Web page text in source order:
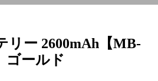
リー 2600mAh【MB-
ゴールド